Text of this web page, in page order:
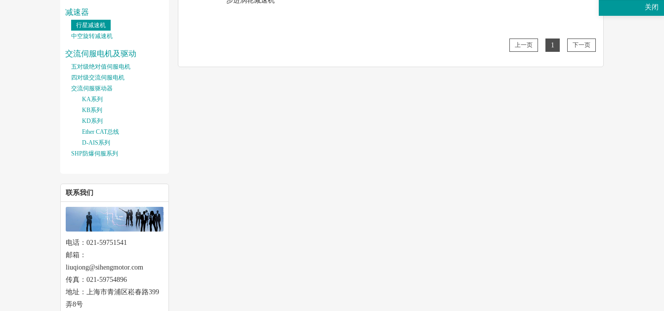
减速器
行星减速机
中空旋转减速机
交流伺服电机及驱动
五对级绝对值伺服电机
四对级交流伺服电机
交流伺服驱动器
KA系列
KB系列
KD系列
Ether CAT总线
D-AIS系列
SHP防爆伺服系列
联系我们
电话：021-59751541
邮箱：
liuqiong@sihengmotor.com
传真：021-59754896
地址：上海市青浦区崧春路399
弄8号
上一页 1 下一页
关闭